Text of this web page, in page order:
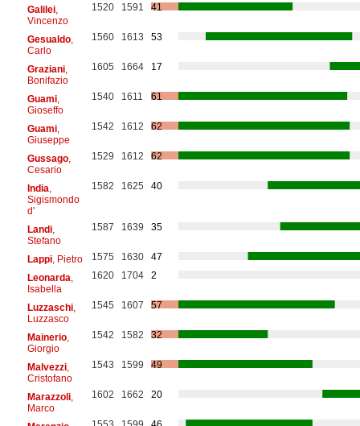
Galilei,
Vincenzo
1520 1591 41
Gesualdo,
Carlo
1560 1613 53
Graziani,
Bonifazio
1605 1664 17
Guami,
Gioseffo
1540 1611 61
Guami,
Giuseppe
1542 1612 62
Gussago,
Cesario
1529 1612 62
India
Sigismondo
d'
1582 1625 40
Landi,
Stefano
1587 1639 35
Lappi, Pietro 1575 1630
47
Leonarda
Isabella
1620 1704 2
Luzzaschi,
Luzzasco
1545 1607 57
Mainerio,
Giorgio
1542 1582 32
Malvezzi,
Cristofano
1543 1599 49
Marazzoli,
Marco
1602 1662 20